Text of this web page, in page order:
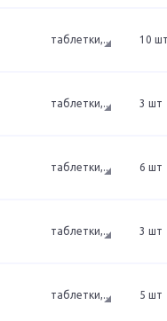
таблетки,... 10
таблетки,... 3 шт
таблетки,... 6 шт
таблетки,... 3 шт
таблетки,... 5 шт